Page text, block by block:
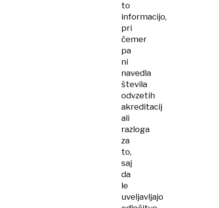
to
informacijo,
pri
čemer
pa
ni
navedla
števila
odvzetih
akreditacij
ali
razloga
za
to,
saj
da
le
uveljavljajo